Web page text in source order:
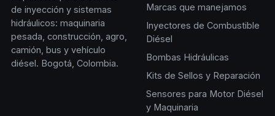
de inyección y sistemas
hidráulicos: maquinaria
pesada, construcción, agro,
camión, bus y vehículo
diésel. Bogotá, Colombia.
Marcas que manejamos
Inyectores de Combustible
Diésel
Bombas Hidráulicas
Kits de Sellos y Reparación
Sensores para Motor Diésel
y Maquinaria